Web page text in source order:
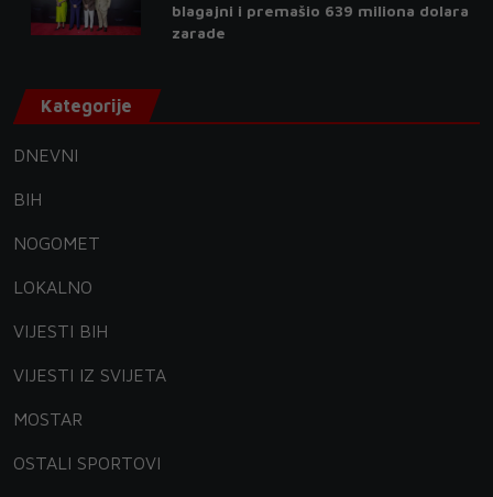
blagajni i premašio 639 miliona dolara
zarade
Kategorije
DNEVNI
BIH
NOGOMET
LOKALNO
VIJESTI BIH
VIJESTI IZ SVIJETA
MOSTAR
OSTALI SPORTOVI